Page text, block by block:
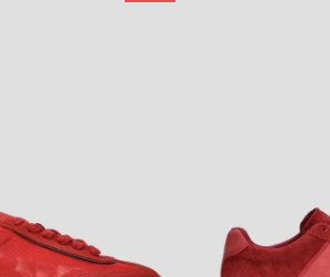
0 (933) 35-59-12
0 (973) 89-43-98
Вакансії та